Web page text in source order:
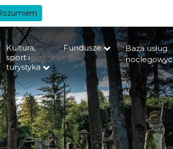
Kultura,
sport i
turystyka
Fundusze
Baza usług